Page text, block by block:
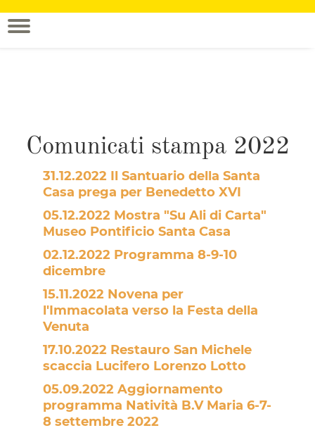
Comunicati stampa 2022
31.12.2022 Il Santuario della Santa
Casa prega per Benedetto XVI
05.12.2022 Mostra "Su Ali di Carta"
Museo Pontificio Santa Casa
02.12.2022 Programma 8-9-10
dicembre
15.11.2022 Novena per
l'Immacolata verso la Festa della
Venuta
17.10.2022 Restauro San Michele
scaccia Lucifero Lorenzo Lotto
05.09.2022 Aggiornamento
programma Natività B.V Maria 6-7-
8 settembre 2022